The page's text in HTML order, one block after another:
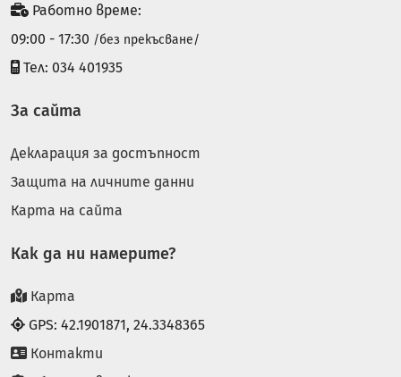
Работно време:
09:00 - 17:30 /без прекъсване/
Тел: 034 401935
За сайта
Декларация за достъпност
Защита на личните данни
Карта на сайта
Как да ни намерите?
Карта
GPS: 42.1901871, 24.3348365
Контакти